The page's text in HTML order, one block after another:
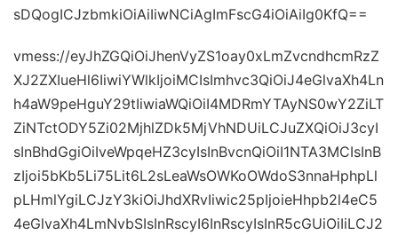
sDQogICJzbmkiOiAiIiwNCiAgImFscG4iOiAiIg0KfQ==
vmess://eyJhZGQiOiJhenVyZS1oay0xLmZvcndhcmRzZ
XJ2ZXIueHl6IiwiYWlkIjoiMCIsImhvc3QiOiJ4eGlvaXh4Ln
h4aW9peHguY29tIiwiaWQiOiI4MDRmYTAyNS0wY2ZiLT
ZiNTctODY5Zi02MjhlZDk5MjVhNDUiLCJuZXQiOiJ3cyI
sInBhdGgiOiIveWpqeHZ3cyIsInBvcnQiOiI1NTA3MCIsInB
zIjoi5bKb5Li75Lit6L2sLeaWsOWKoOWdoS3nnaHphpLl
pLHmlYgiLCJzY3kiOiJhdXRvIiwic25pIjoieHhpb2l4eC5
4eGlvaXh4LmNvbSIsInRscyI6InRscyIsInR5cGUiOiIiLCJ2